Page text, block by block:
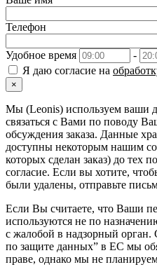
Телефон
Удобное время
-
Я даю согласие на
×
Мы (Leonis) используем ваши
связаться с Вами по поводу
обсуждения заказа. Данные
доступны некоторым нашим
которых сделан заказ) до тех
согласие. Если вы хотите,
были удалены, отправьте
Если Вы считаете, что Ваши
используются не по
с жалобой в надзорный
по защите данных” в ЕС мы
праве, однако мы не